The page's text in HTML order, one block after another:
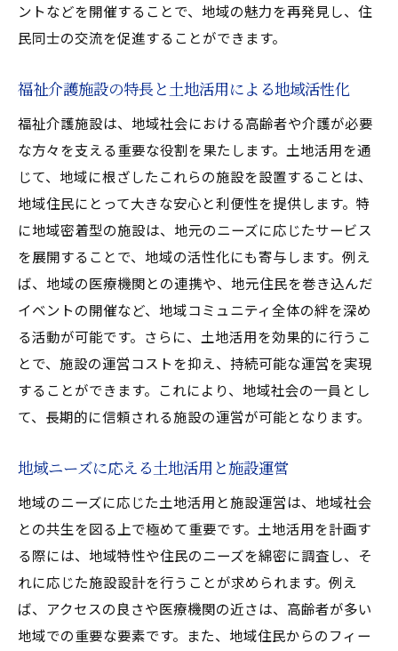
ントなどを開催することで、地域の魅力を再発見し、住
民同士の交流を促進することができます。
福祉介護施設の特長と土地活用による地域活性化
福祉介護施設は、地域社会における高齢者や介護が必要
な方々を支える重要な役割を果たします。土地活用を通
じて、地域に根ざしたこれらの施設を設置することは、
地域住民にとって大きな安心と利便性を提供します。特
に地域密着型の施設は、地元のニーズに応じたサービス
を展開することで、地域の活性化にも寄与します。例え
ば、地域の医療機関との連携や、地元住民を巻き込んだ
イベントの開催など、地域コミュニティ全体の絆を深め
る活動が可能です。さらに、土地活用を効果的に行うこ
とで、施設の運営コストを抑え、持続可能な運営を実現
することができます。これにより、地域社会の一員とし
て、長期的に信頼される施設の運営が可能となります。
地域ニーズに応える土地活用と施設運営
地域のニーズに応じた土地活用と施設運営は、地域社会
との共生を図る上で極めて重要です。土地活用を計画す
る際には、地域特性や住民のニーズを綿密に調査し、そ
れに応じた施設設計を行うことが求められます。例え
ば、アクセスの良さや医療機関の近さは、高齢者が多い
地域での重要な要素です。また、地域住民からのフィー